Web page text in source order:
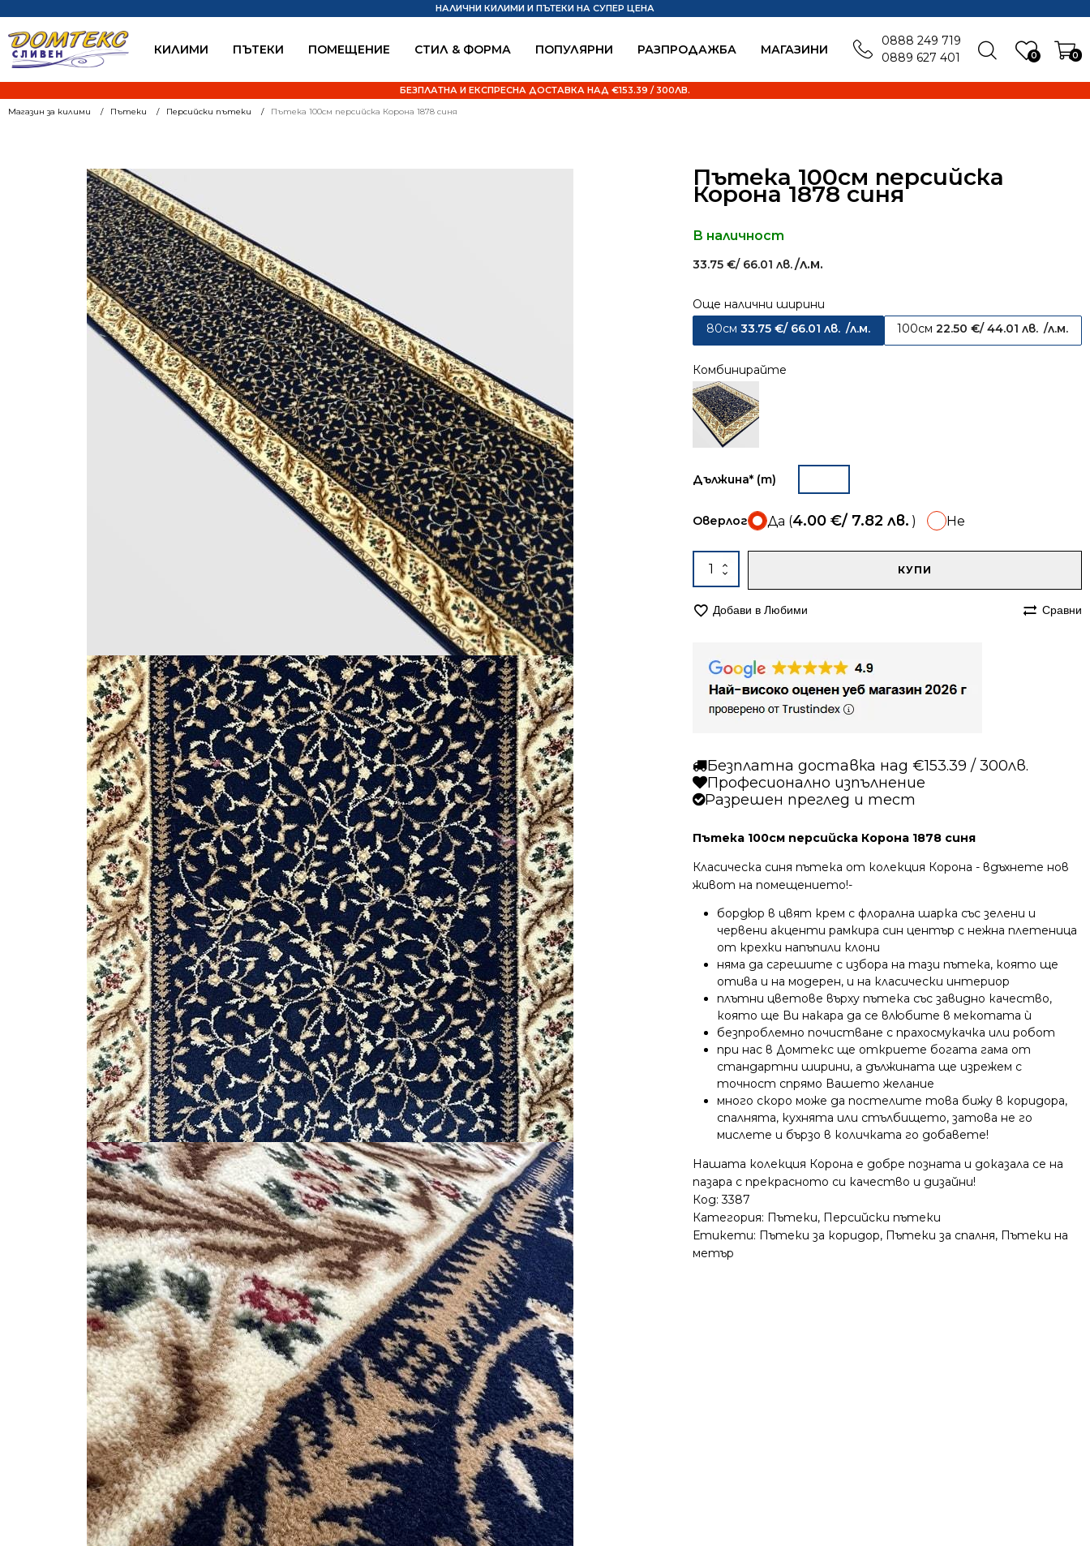
КИЛИМИ ПЪТЕКИ ПОМЕЩЕНИЕ СТИЛ & ФОРМА ПОПУЛЯРНИ РАЗПРОДАЖБА MАГАЗИНИ 0 0
НАЛИЧНИ КИЛИМИ И ПЪТЕКИ НА СУПЕР ЦЕНА
БЕЗПЛАТНА И ЕКСПРЕСНА ДОСТАВКА НАД €153.39 / 300ЛВ.
0888 249 719
0889 627 401
Магазин за килими Пътеки Персийски пътеки Пътека 100см персийска Корона 1878 синя
Пътека 100см персийска
Корона 1878 синя
В наличност
33.75€/ 66.01 лв./л.м.
Още налични ширини
80см33.75€/ 66.01 лв. /л.м. 100см22.50€/ 44.01 лв. /л.м.
Комбинирайте
Дължина* (m)
Оверлог Да (4.00€/ 7.82 лв. ) Не
количество
за
100см
1878
синя
КУПИ
Добави в Любими Сравни
Безплатна доставка над €153.39 / 300лв.
Професионално изпълнение
Разрешен преглед и тест
Пътека 100см персийска Корона 1878 синя
Класическа синя пътека от колекция Корона - вдъхнете нов
живот на помещението!-
бордюр в цвят крем с флорална шарка със зелени и
червени акценти рамкира син център с нежна плетеница
от крехки напъпили клони
няма да сгрешите с избора на тази пътека, която ще
отива и на модерен, и на класически интериор
плътни цветове върху пътека със завидно качество,
която ще Ви накара да се влюбите в мекотата ѝ
безпроблемно почистване с прахосмукачка или робот
при нас в Домтекс ще откриете богата гама от
стандартни ширини, а дължината ще изрежем с
точност спрямо Вашето желание
много скоро може да постелите това бижу в коридора,
спалнята, кухнята или стълбището, затова не го
мислете и бързо в количката го добавете!
Нашата колекция Корона е добре позната и доказала се на
пазара с прекрасното си качество и дизайни!
Код:3387
Категория: Пътеки, Персийски пътеки
Етикети: Пътеки за коридор, Пътеки за спалня, Пътеки на
метър